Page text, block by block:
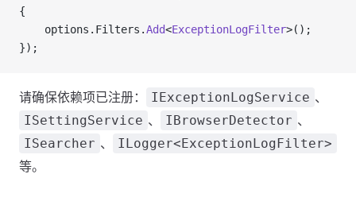
{
    options.Filters.
Add<ExceptionLogFilter>();
});
请确保依赖项已注册： IExceptionLogService 、
ISettingService 、 IBrowserDetector 、
ISearcher 、 ILogger<ExceptionLogFilter>
等。